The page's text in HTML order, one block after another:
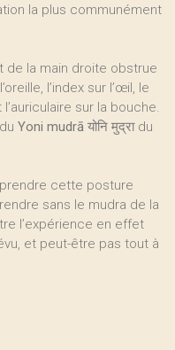
la plus communément
de la main droite obstrue
l’index sur l’œil, le
sur la bouche.
Yoni mudrā योनि मुद्रा du
cette posture
sans le mudra de la
l’expérience en effet
et peut-être pas tout à